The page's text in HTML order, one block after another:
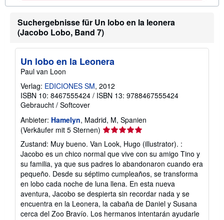
m
a
o
V
e
a
n
k
o
s
t
e
n
Suchergebnisse für Un lobo en la leonera
(Jacobo Lobo, Band 7)
Un lobo en la Leonera
Paul van Loon
Verlag: EDICIONES SM, 2012
ISBN 10: 8467555424 / ISBN 13: 9788467555424
Gebraucht / Softcover
Anbieter: Hamelyn, Madrid, M, Spanien
(Verkäufer mit 5 Sternen) Verkäuferbewertung
5
von
5
Sternen
Zustand: Muy bueno. Van Look, Hugo (illustrator). :
Jacobo es un chico normal que vive con su amigo Tino y
su familia, ya que sus padres lo abandonaron cuando era
pequeño. Desde su séptimo cumpleaños, se transforma
en lobo cada noche de luna llena. En esta nueva
aventura, Jacobo se despierta sin recordar nada y se
encuentra en la Leonera, la cabaña de Daniel y Susana
cerca del Zoo Bravío. Los hermanos intentarán ayudarle